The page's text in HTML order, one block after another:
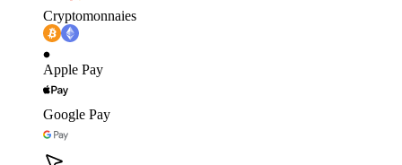
Cryptomonnaies
Apple Pay
Google Pay